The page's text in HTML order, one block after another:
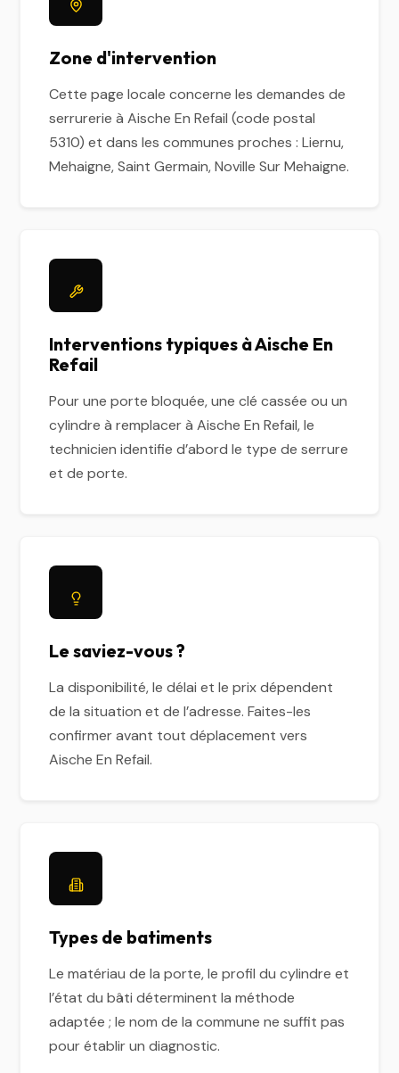
Zone d'intervention
Cette page locale concerne les demandes de
serrurerie à Aische En Refail (code postal
5310) et dans les communes proches : Liernu,
Mehaigne, Saint Germain, Noville Sur Mehaigne.
Interventions typiques à Aische En
Refail
Pour une porte bloquée, une clé cassée ou un
cylindre à remplacer à Aische En Refail, le
technicien identifie d’abord le type de serrure
et de porte.
Le saviez-vous ?
La disponibilité, le délai et le prix dépendent
de la situation et de l’adresse. Faites-les
confirmer avant tout déplacement vers
Aische En Refail.
Types de batiments
Le matériau de la porte, le profil du cylindre et
l’état du bâti déterminent la méthode
adaptée ; le nom de la commune ne suffit pas
pour établir un diagnostic.